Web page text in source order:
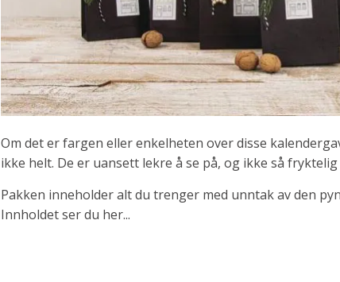
Om det er fargen eller enkelheten over disse
ikke helt. De er uansett lekre å se på, og ikke så
Pakken inneholder alt du trenger med unntak av den
Innholdet ser du her...